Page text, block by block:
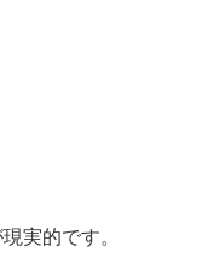
実的です。